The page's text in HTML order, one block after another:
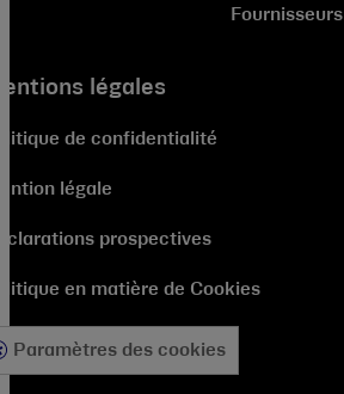
Fournisseurs
légales
de confidentialité
légale
prospectives
en matière de Cookies
Paramètres des cookies